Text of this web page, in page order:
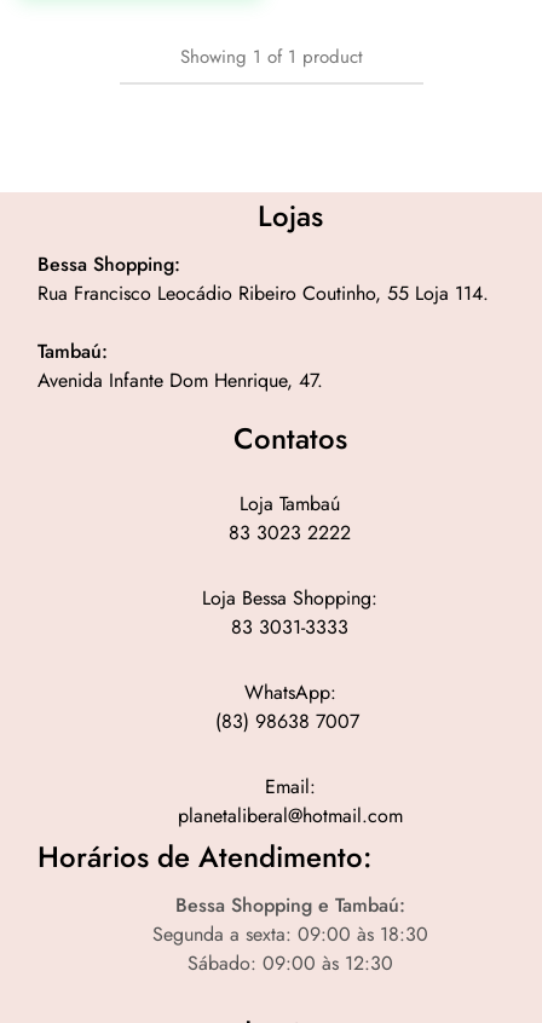
Showing 1 of 1 product
Lojas
Bessa Shopping:
Rua Francisco Leocádio Ribeiro Coutinho, 55 Loja 114.
Tambaú:
Avenida Infante Dom Henrique, 47.
Contatos
Loja Tambaú
83 3023 2222
Loja Bessa Shopping:
83 3031-3333
WhatsApp:
(83) 98638 7007
Email:
planetaliberal@hotmail.com
Horários de Atendimento:
Bessa Shopping e Tambaú:
Segunda a sexta: 09:00 às 18:30
Sábado: 09:00 às 12:30